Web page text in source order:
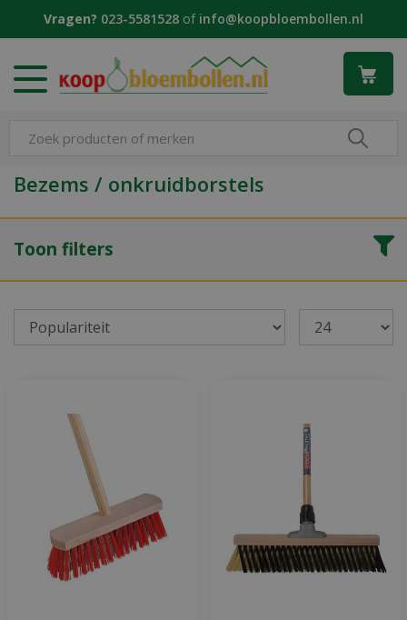
Vragen? 023-5581528 of info@koopbloembollen.nl
Bezems / onkruidborstels
Toon filters